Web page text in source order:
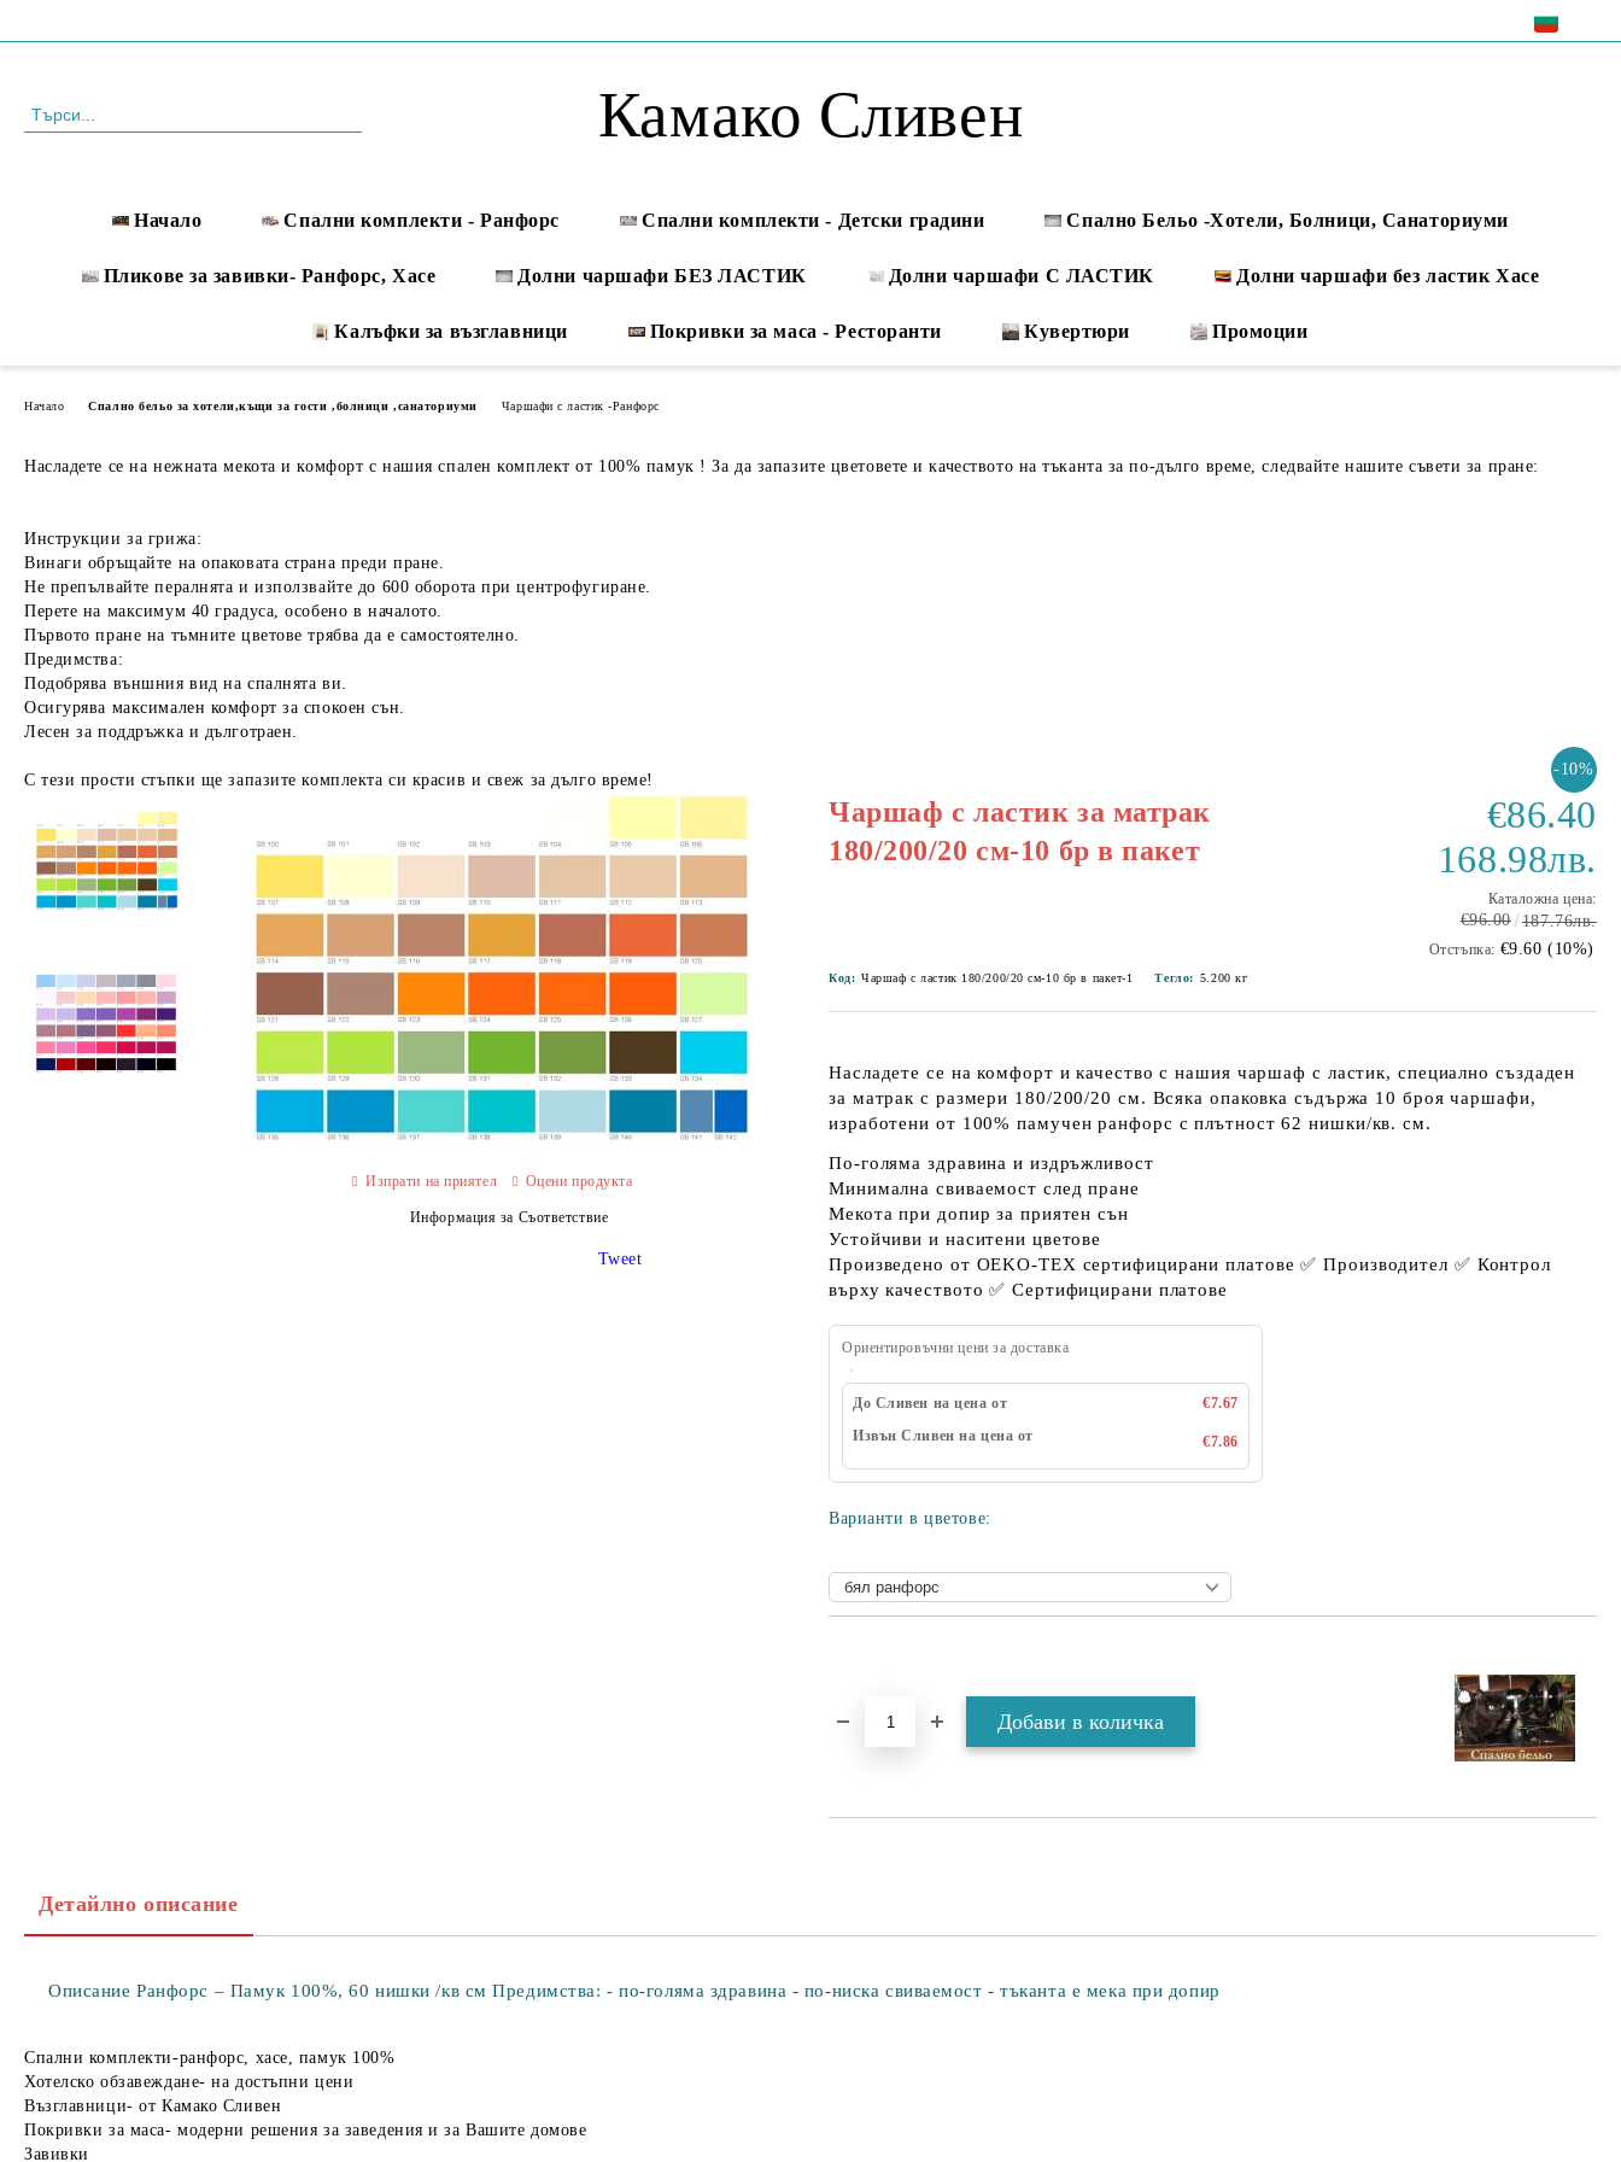
Камако Сливен
Начало Спални комплекти - Ранфорс Спални комплекти - Детски градини Спално Бельо -Хотели, Болници, Санаториуми
Пликове за завивки- Ранфорс, Хасе Долни чаршафи БЕЗ ЛАСТИК Долни чаршафи С ЛАСТИК Долни чаршафи без ластик Хасе
Калъфки за възглавници Покривки за маса - Ресторанти Кувертюри Промоции
Начало Спално бельо за хотели,къщи за гости ,болници ,санаториуми Чаршафи с ластик -Ранфорс
Насладете се на нежната мекота и комфорт с нашия спален комплект от 100% памук ! За да запазите цветовете и качеството на тъканта за по-дълго време, следвайте нашите съвети за пране:
Инструкции за грижа:
Винаги обръщайте на опаковата страна преди пране.
Не препълвайте пералнята и използвайте до 600 оборота при центрофугиране.
Перете на максимум 40 градуса, особено в началото.
Първото пране на тъмните цветове трябва да е самостоятелно.
Предимства:
Подобрява външния вид на спалнята ви.
Осигурява максимален комфорт за спокоен сън.
Лесен за поддръжка и дълготраен.
С тези прости стъпки ще запазите комплекта си красив и свеж за дълго време!
Чаршаф с ластик за матрак
180/200/20 см-10 бр в пакет
-10%
€86.40
168.98лв.
Каталожна цена:
€96.00 187.76лв.
Отстъпка: €9.60 (10%)
Код: Чаршаф с ластик 180/200/20 см-10 бр в пакет-1 Тегло: 5.200 кг
Насладете се на комфорт и качество с нашия чаршаф с ластик, специално създаден
за матрак с размери 180/200/20 см. Всяка опаковка съдържа 10 броя чаршафи,
изработени от 100% памучен ранфорс с плътност 62 нишки/кв. см.
По-голяма здравина и издръжливост
Минимална свиваемост след пране
Мекота при допир за приятен сън
Устойчиви и наситени цветове
Произведено от OEKO-TEX сертифицирани платове ✅ Производител ✅ Контрол
върху качеството ✅ Сертифицирани платове
Ориентировъчни цени за доставка
До Сливен на цена от
€7.67
Извън Сливен на цена от
€7.86
Варианти в цветове:
Изпрати на приятел Оцени продукта
Информация за Съответствие
Tweet
Детайлно описание
Описание Ранфорс – Памук 100%, 60 нишки /кв см Предимства: - по-голяма здравина - по-ниска свиваемост - тъканта е мека при допир
Спални комплекти-ранфорс, хасе, памук 100%
Хотелско обзавеждане- на достъпни цени
Възглавници- от Камако Сливен
Покривки за маса- модерни решения за заведения и за Вашите домове
Завивки